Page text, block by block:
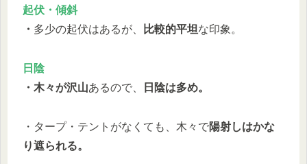
起伏・傾斜
・ 多少の起伏はあるが、 比較的平坦 な印象。
日陰
・木々が沢山あるので、 日陰は多め。
・タープ・テントがなくても、木々で陽射しはかな
り遮られる。